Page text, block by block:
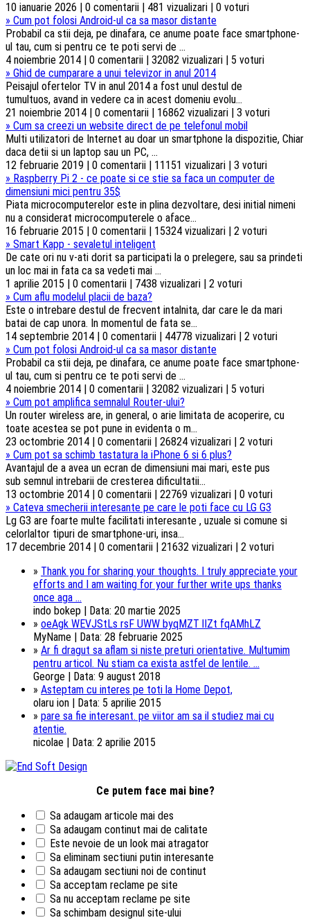
10 ianuarie 2026 | 0 comentarii | 481 vizualizari | 0 voturi
» Cum pot folosi Android-ul ca sa masor distante
Probabil ca stii deja, pe dinafara, ce anume poate face smartphone-
ul tau, cum si pentru ce te poti servi de ...
4 noiembrie 2014 | 0 comentarii | 32082 vizualizari | 5 voturi
» Ghid de cumparare a unui televizor in anul 2014
Peisajul ofertelor TV in anul 2014 a fost unul destul de
tumultuos, avand in vedere ca in acest domeniu evolu...
21 noiembrie 2014 | 0 comentarii | 16862 vizualizari | 3 voturi
» Cum sa creezi un website direct de pe telefonul mobil
Multi utilizatori de Internet au doar un smartphone la dispozitie, Chiar
daca detii si un laptop sau un PC, ...
12 februarie 2019 | 0 comentarii | 11151 vizualizari | 3 voturi
» Raspberry Pi 2 - ce poate si ce stie sa faca un computer de
dimensiuni mici pentru 35$
Piata microcomputerelor este in plina dezvoltare, desi initial nimeni
nu a considerat microcomputerele o aface...
16 februarie 2015 | 0 comentarii | 15324 vizualizari | 2 voturi
» Smart Kapp - sevaletul inteligent
De cate ori nu v-ati dorit sa participati la o prelegere, sau sa prindeti
un loc mai in fata ca sa vedeti mai ...
1 aprilie 2015 | 0 comentarii | 7438 vizualizari | 2 voturi
» Cum aflu modelul placii de baza?
Este o intrebare destul de frecvent intalnita, dar care le da mari
batai de cap unora. In momentul de fata se...
14 septembrie 2014 | 0 comentarii | 44778 vizualizari | 2 voturi
» Cum pot folosi Android-ul ca sa masor distante
Probabil ca stii deja, pe dinafara, ce anume poate face smartphone-
ul tau, cum si pentru ce te poti servi de ...
4 noiembrie 2014 | 0 comentarii | 32082 vizualizari | 5 voturi
» Cum pot amplifica semnalul Router-ului?
Un router wireless are, in general, o arie limitata de acoperire, cu
toate acestea se pot pune in evidenta o m...
23 octombrie 2014 | 0 comentarii | 26824 vizualizari | 2 voturi
» Cum pot sa schimb tastatura la iPhone 6 si 6 plus?
Avantajul de a avea un ecran de dimensiuni mai mari, este pus
sub semnul intrebarii de cresterea dificultatii...
13 octombrie 2014 | 0 comentarii | 22769 vizualizari | 0 voturi
» Cateva smecherii interesante pe care le poti face cu LG G3
Lg G3 are foarte multe facilitati interesante , uzuale si comune si
celorlaltor tipuri de smartphone-uri, insa...
17 decembrie 2014 | 0 comentarii | 21632 vizualizari | 2 voturi
» Thank you for sharing your thoughts. I truly appreciate your
efforts and I am waiting for your further write ups thanks
once aga ...
indo bokep | Data: 20 martie 2025
» oeAgk WEVJStLs rsF UWW byqMZT lIZt fqAMhLZ
MyName | Data: 28 februarie 2025
» Ar fi dragut sa aflam si niste preturi orientative. Multumim
pentru articol. Nu stiam ca exista astfel de lentile. ...
George | Data: 9 august 2018
» Asteptam cu interes pe toti la Home Depot,
olaru ion | Data: 5 aprilie 2015
» pare sa fie interesant. pe viitor am sa il studiez mai cu
atentie.
nicolae | Data: 2 aprilie 2015
Ce putem face mai bine?
Sa adaugam articole mai des
Sa adaugam continut mai de calitate
Este nevoie de un look mai atragator
Sa eliminam sectiuni putin interesante
Sa adaugam sectiuni noi de continut
Sa acceptam reclame pe site
Sa nu acceptam reclame pe site
Sa schimbam designul site-ului